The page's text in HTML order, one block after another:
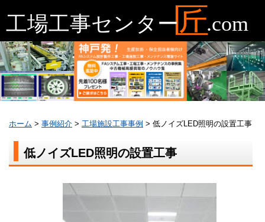
ホーム > 事例紹介 > 工場施設工事事例 > 低ノイズLED照明の設置工事
低ノイズLED照明の設置工事